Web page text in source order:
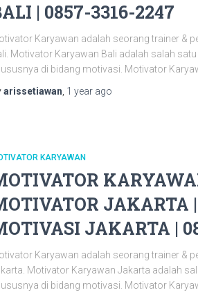
| 0857-3316-2247
Karyawan adalah seorang trainer &
Motivator Karyawan Bali adalah salah
di bidang motivasi. Motivator
arissetiawan 1 yearago
KARYAWAN
JAKARTA
JAKARTA |
Karyawan adalah seorang trainer &
Motivator Karyawan Jakarta adalah
di bidang motivasi. Motivator